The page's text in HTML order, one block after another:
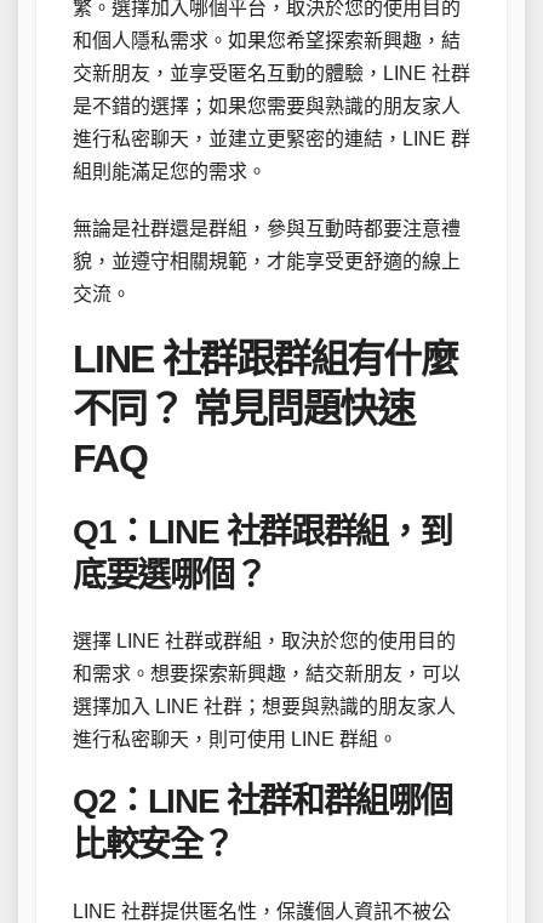
繁。選擇加入哪個平台，取決於您的使用目的
和個人隱私需求。如果您希望探索新興趣，結
交新朋友，並享受匿名互動的體驗，LINE 社群
是不錯的選擇；如果您需要與熟識的朋友家人
進行私密聊天，並建立更緊密的連結，LINE 群
組則能滿足您的需求。
無論是社群還是群組，參與互動時都要注意禮
貌，並遵守相關規範，才能享受更舒適的線上
交流。
LINE 社群跟群組有什麼
不同？ 常見問題快速
FAQ
Q1：LINE 社群跟群組，到
底要選哪個？
選擇 LINE 社群或群組，取決於您的使用目的
和需求。想要探索新興趣，結交新朋友，可以
選擇加入 LINE 社群；想要與熟識的朋友家人
進行私密聊天，則可使用 LINE 群組。
Q2：LINE 社群和群組哪個
比較安全？
LINE 社群提供匿名性，保護個人資訊不被公